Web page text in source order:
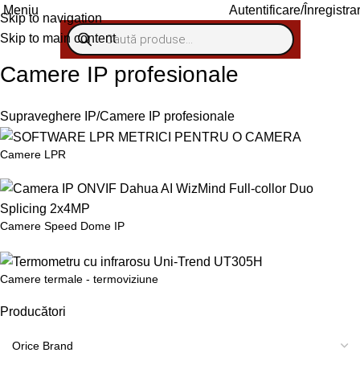
Skip to navigation
Skip to main content
Meniu Autentificare/
Camere IP profesionale
Supraveghere IP Camere IP profesionale
Camere LPR
Camere Speed Dome IP
Camere termale - termoviziune
Producători